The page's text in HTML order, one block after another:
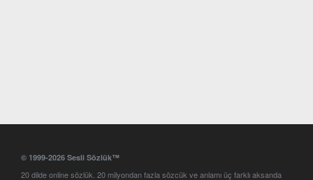
© 1999-2026 Sesli Sözlük™
20 dilde online sözlük. 20 milyondan fazla sözcük ve anlamı üç farklı aksanda